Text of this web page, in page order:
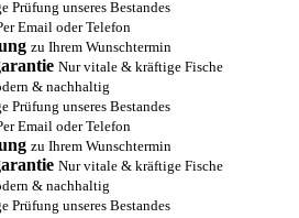
Prüfung unseres Bestandes
Email oder Telefon
zu Ihrem Wunschtermin
Nur vitale & kräftige Fische
& nachhaltig
Prüfung unseres Bestandes
Email oder Telefon
zu Ihrem Wunschtermin
Nur vitale & kräftige Fische
& nachhaltig
Prüfung unseres Bestandes